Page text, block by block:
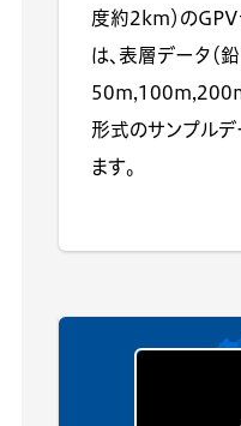
度約2km）の
は、表層データ（
形式のサンプル
ます。